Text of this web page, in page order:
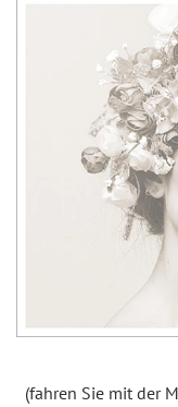
(fahren Sie mit der